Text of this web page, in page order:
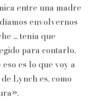
entre una madre
envolvernos
... tenía que
para contarlo.
es lo que voy a
Lynch es, como